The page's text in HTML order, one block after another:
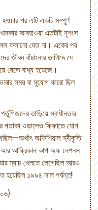
পর এটি একটি সম্পূর্ণ
আবহাওয়া এতটাই নৃশংস
ফলানো যেত না। একের পর
জীবন বাঁচানোর তাগিদে যে
যেতে বাধ্য হয়েজে।
সময় বা সুযোগ কারো ছিল
তাড়িয়ে স্বাধীনতার
পতাকা ওড়ালেও ফিফাতে যোগ
অফিশিয়াল স্বীকৃতি
আফ্রিকান কাপ অফ নেশনস
ম্যাচ খেলতে লেগেছিল আরও
হয়েছিল ১৯৯৪ সাল পর্যন্ত!
---